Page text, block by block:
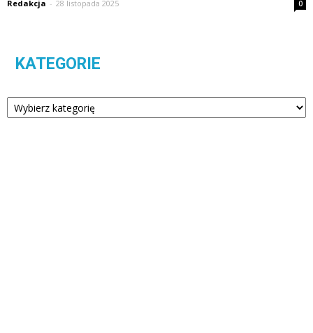
Redakcja - 28 listopada 2025 0
KATEGORIE
Kategorie